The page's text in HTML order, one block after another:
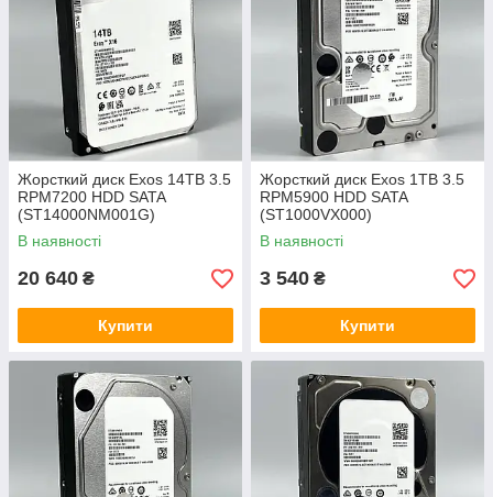
Жорсткий диск Exos 14TB 3.5
RPM7200 HDD SATA
(ST14000NM001G)
В наявності
20 640 ₴
Купити
Жорсткий диск Exos 1TB 3.5
RPM5900 HDD SATA
(ST1000VX000)
В наявності
3 540 ₴
Купити